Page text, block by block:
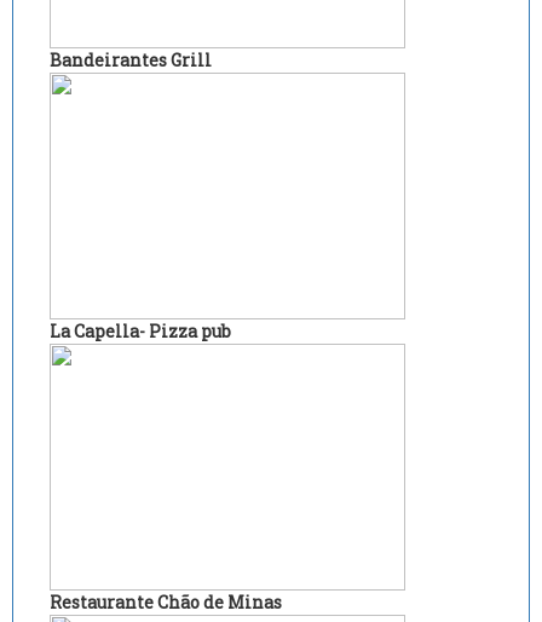
Bandeirantes Grill
La Capella- Pizza pub
Restaurante Chão de Minas